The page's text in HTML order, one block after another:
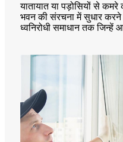
यातायात या पड़ोसियों से
भवन की संरचना में सुधार
ध्वनिरोधी समाधान तक